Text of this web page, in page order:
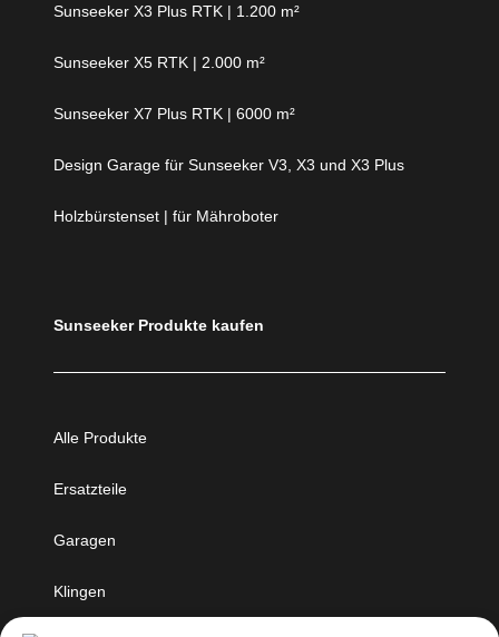
Sunseeker X3 Plus RTK | 1.200 m²
Sunseeker X5 RTK | 2.000 m²
Sunseeker X7 Plus RTK | 6000 m²
Design Garage für Sunseeker V3, X3 und X3 Plus
Holzbürstenset | für Mähroboter
Sunseeker Produkte kaufen
Alle Produkte
Ersatzteile
Garagen
Klingen